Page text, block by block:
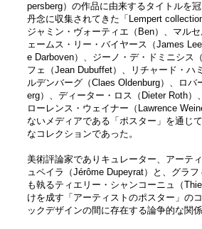
persberg）の作品に由来するタイトルを
丹念に収集されてきた「Lempert
ジャミン・ヴォーティエ（Ben）、マル
ェームス・リー・バイヤース（James
e Darboven）、ジーノ・デ・ドミニシス
フェ（Jean Dubuffet）、リチャード・ハ
ルデンバーグ（Claes Oldenburg）、ロ
erg）、ディーター・ロス（Dieter Roth）
ローレンス・ウェイナー（Lawrence
ないメディアである「ポスター」を通じ
なコレクションであった。
美術評論家でありキュレーター、アーテ
ュペイラ（Jérôme Dupeyrat）と、グラ
も執るティエリー・シャンコーニュ（
けを成す「アーティストのポスター」の
ックデザインの間に存在する論争的な関